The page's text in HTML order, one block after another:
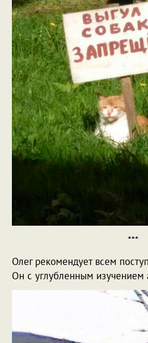
***
Олег рекомендует всем
Он с углубленным изучением